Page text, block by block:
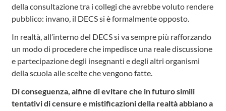
della consultazione tra i collegi che avrebbe voluto rendere
pubblico: invano, il DECS si è formalmente opposto.
In realtà, all’interno del DECS si va sempre più rafforzando
un modo di procedere che impedisce una reale discussione
e partecipazione degli insegnanti e degli altri organismi
della scuola alle scelte che vengono fatte.
Di conseguenza, alfine di evitare che in futuro simili
tentativi di censure e mistificazioni della realtà abbiano a